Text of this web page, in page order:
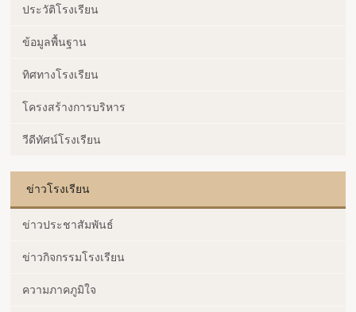
ประวัติโรงเรียน
ข้อมูลพื้นฐาน
ทิศทางโรงเรียน
โครงสร้างการบริหาร
วีดีทัศน์โรงเรียน
ข่าวโรงเรียน
ข่าวประชาสัมพันธ์
ข่าวกิจกรรมโรงเรียน
ความภาคภูมิใจ